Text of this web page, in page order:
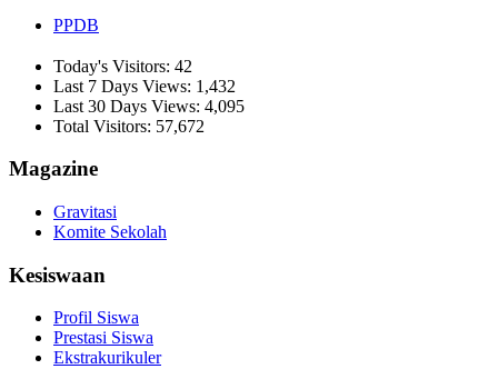
PPDB
Today's Visitors: 42
Last 7 Days Views: 1,432
Last 30 Days Views: 4,095
Total Visitors: 57,672
Magazine
Gravitasi
Komite Sekolah
Kesiswaan
Profil Siswa
Prestasi Siswa
Ekstrakurikuler